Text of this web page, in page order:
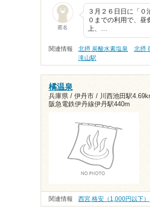
匿名
３月２６日日に「０
０までの利用で、昼
上、…
関連情報 北摂 炭酸水素塩泉 北摂
滝山駅
橘温泉
兵庫県 / 伊丹市 / 川西池田駅
阪急電鉄伊丹線伊丹駅440m
関連情報 西宮 格安（1,000円以下）